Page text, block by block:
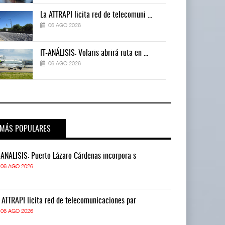
La ATTRAPI licita red de telecomuni ...
06 AGO 2026
IT-ANÁLISIS: Volaris abrirá ruta en ...
06 AGO 2026
MÁS POPULARES
ANÁLISIS: Puerto Lázaro Cárdenas incorpora s
06 AGO 2026
ATTRAPI licita red de telecomunicaciones par
06 AGO 2026